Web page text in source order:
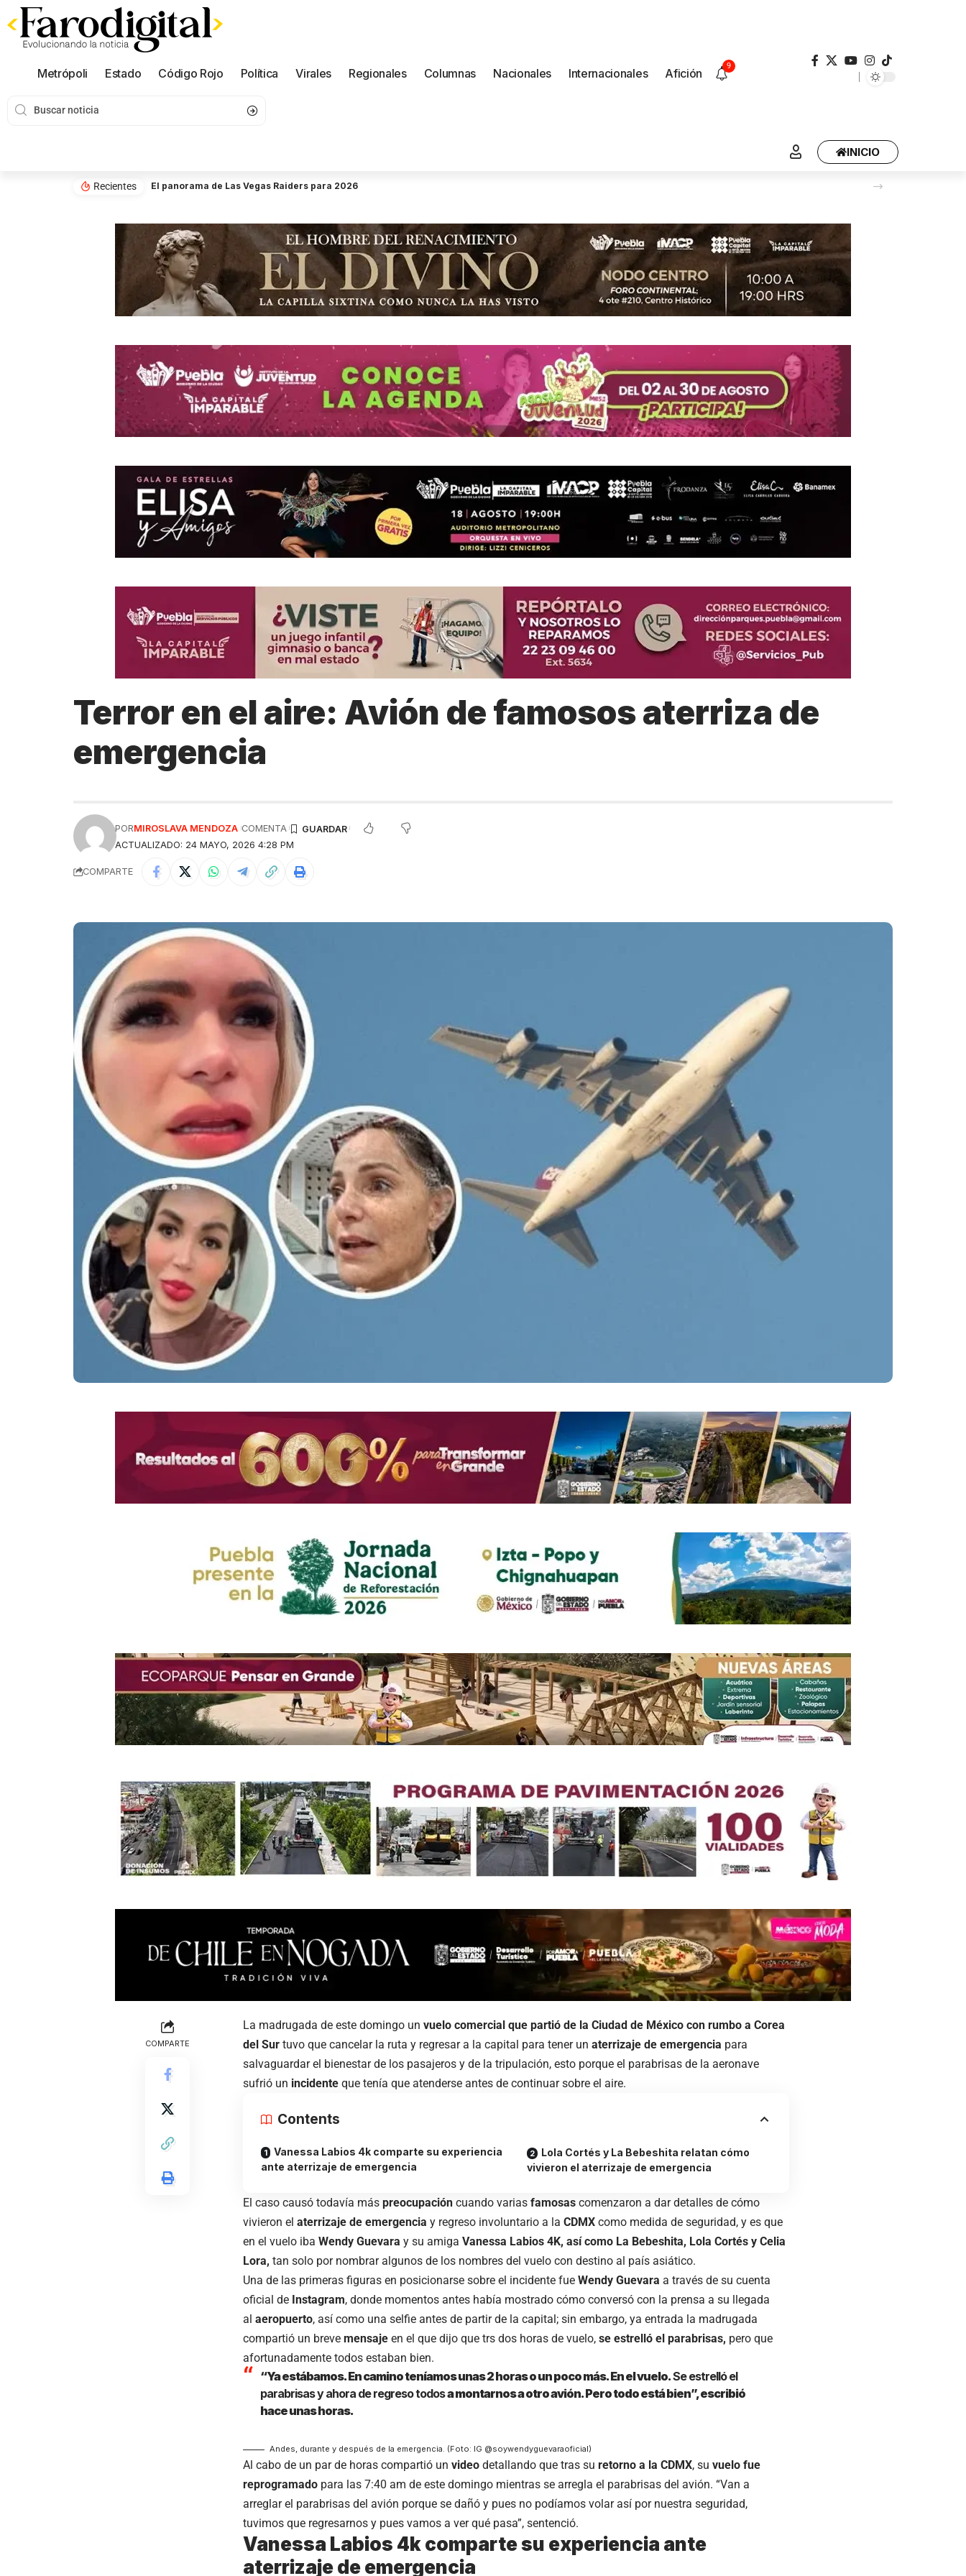
Metrópoli Estado Código Rojo Política Virales Regionales Columnas Nacionales Internacionales Afición
9
INICIO
Recientes El panorama de Las Vegas Raiders para 2026
Terror en el aire: Avión de famosos aterriza de
emergencia
ACTUALIZADO: 24 MAYO, 2026 4:28 PM
PORMIROSLAVA MENDOZA COMENTA
COMPARTE
COMPARTE
La madrugada de este domingo un vuelo comercial que partió de la Ciudad de México con rumbo a Corea
del Sur tuvo que cancelar la ruta y regresar a la capital para tener un aterrizaje de emergencia para
salvaguardar el bienestar de los pasajeros y de la tripulación, esto porque el parabrisas de la aeronave
sufrió un incidente que tenía que atenderse antes de continuar sobre el aire.
Contents
Vanessa Labios 4k comparte su experiencia
ante aterrizaje de emergencia
Lola Cortés y La Bebeshita relatan cómo
vivieron el aterrizaje de emergencia
El caso causó todavía más preocupación cuando varias famosas comenzaron a dar detalles de cómo
vivieron el aterrizaje de emergencia y regreso involuntario a la CDMX como medida de seguridad, y es que
en el vuelo iba Wendy Guevara y su amiga Vanessa Labios 4K, así como La Bebeshita, Lola Cortés y Celia
Lora, tan solo por nombrar algunos de los nombres del vuelo con destino al país asiático.
Una de las primeras figuras en posicionarse sobre el incidente fue Wendy Guevara a través de su cuenta
oficial de Instagram, donde momentos antes había mostrado cómo conversó con la prensa a su llegada
al aeropuerto, así como una selfie antes de partir de la capital; sin embargo, ya entrada la madrugada
compartió un breve mensaje en el que dijo que trs dos horas de vuelo, se estrelló el parabrisas, pero que
afortunadamente todos estaban bien.
“Ya estábamos. En camino teníamos unas 2 horas o un poco más. En el vuelo.Se estrelló el
parabrisas y ahora de regreso todosa montarnos a otro avión. Pero todo está bien”, escribió
hace unas horas.
Andes, durante y después de la emergencia. (Foto: IG @soywendyguevaraoficial)
Al cabo de un par de horas compartió un video detallando que tras su retorno a la CDMX, su vuelo fue
reprogramado para las 7:40 am de este domingo mientras se arregla el parabrisas del avión. “Van a
arreglar el parabrisas del avión porque se dañó y pues no podíamos volar así por nuestra seguridad,
tuvimos que regresarnos y pues vamos a ver qué pasa”, sentenció.
Vanessa Labios 4k comparte su experiencia ante
aterrizaje de emergencia